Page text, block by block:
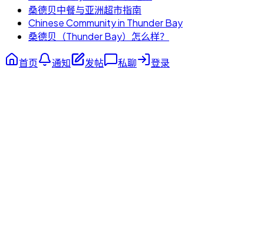
桑德贝中餐与亚洲超市指南
Chinese Community in Thunder Bay
桑德贝（Thunder Bay）怎么样？
首页 通知 发帖 私聊 登录